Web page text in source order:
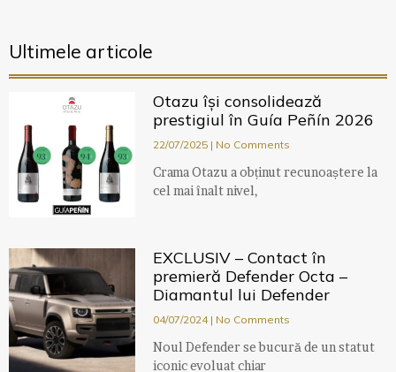
Ultimele articole
Otazu își consolidează
prestigiul în Guía Peñín 2026
22/07/2025 No Comments
Crama Otazu a obținut recunoaștere la
cel mai înalt nivel,
EXCLUSIV – Contact în
premieră Defender Octa –
Diamantul lui Defender
04/07/2024 No Comments
Noul Defender se bucură de un statut
iconic evoluat chiar